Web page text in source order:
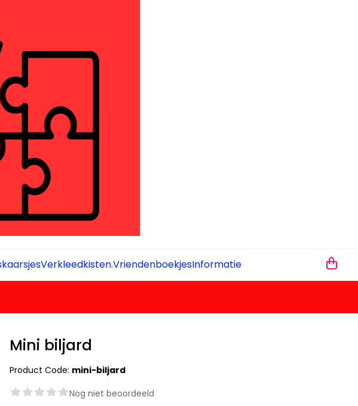
Verkleedkisten.VriendenboekjesInformatie
Mini biljard
Product Code: mini-biljard
Nog niet beoordeeld